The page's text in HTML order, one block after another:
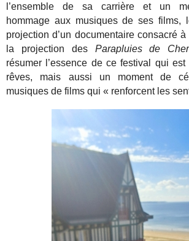
l’ensemble de sa carrière et un
hommage aux musiques de ses films,
projection d’un documentaire consacré
la projection des Parapluies de
résumer l’essence de ce festival qui
rêves, mais aussi un moment de
musiques de films qui « renforcent les